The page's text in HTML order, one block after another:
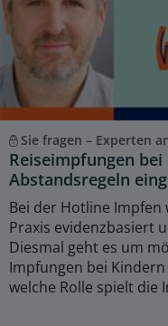
Sie fragen – Experten
Reiseimpfungen
Abstandsregeln
Bei der Hotline Impfen
Praxis evidenzbasiert
Diesmal geht es um
Impfungen bei
welche Rolle spielt die